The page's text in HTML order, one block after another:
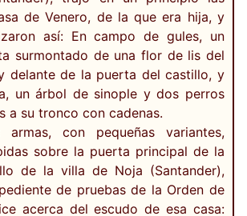
de Venero, de la que era hija, y
así: En campo de gules, un
surmontado de una flor de lis del
delante de la puerta del castillo, y
un árbol de sinople y dos perros
a su tronco con cadenas.
armas, con pequeñas variantes,
sobre la puerta principal de la
de la villa de Noja (Santander),
de pruebas de la Orden de
acerca del escudo de esa casa: